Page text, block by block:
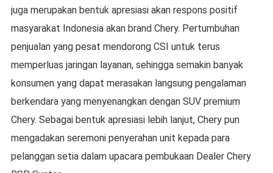
juga merupakan bentuk apresiasi akan respons positif
masyarakat Indonesia akan brand Chery. Pertumbuhan
penjualan yang pesat mendorong CSI untuk terus
memperluas jaringan layanan, sehingga semakin banyak
konsumen yang dapat merasakan langsung pengalaman
berkendara yang menyenangkan dengan SUV premium
Chery. Sebagai bentuk apresiasi lebih lanjut, Chery pun
mengadakan seremoni penyerahan unit kepada para
pelanggan setia dalam upacara pembukaan Dealer Chery